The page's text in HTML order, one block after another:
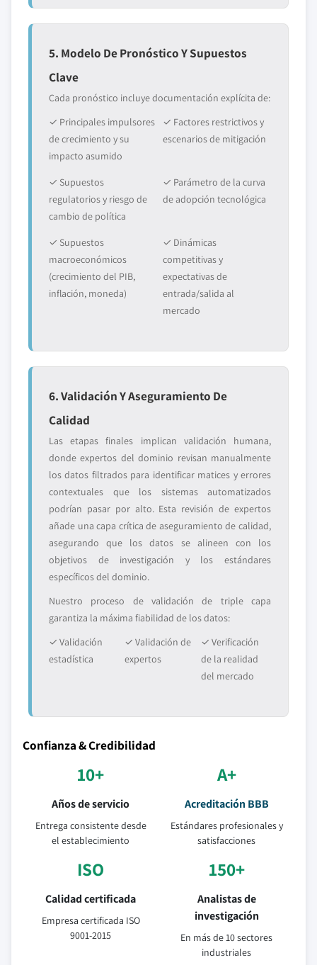
5. Modelo De Pronóstico Y Supuestos
Clave
Cada pronóstico incluye documentación explícita de:
✓ Principales impulsores
de crecimiento y su
impacto asumido
✓ Factores restrictivos y
escenarios de mitigación
✓ Supuestos
regulatorios y riesgo de
cambio de política
✓ Parámetro de la curva
de adopción tecnológica
✓ Supuestos
macroeconómicos
(crecimiento del PIB,
inflación, moneda)
✓ Dinámicas
competitivas y
expectativas de
entrada/salida al
mercado
6. Validación Y Aseguramiento De
Calidad
Las etapas finales implican validación humana,
donde expertos del dominio revisan manualmente
los datos filtrados para identificar matices y errores
contextuales que los sistemas automatizados
podrían pasar por alto. Esta revisión de expertos
añade una capa crítica de aseguramiento de calidad,
asegurando que los datos se alineen con los
objetivos de investigación y los estándares
específicos del dominio.
Nuestro proceso de validación de triple capa
garantiza la máxima fiabilidad de los datos:
✓ Validación
estadística
✓ Validación de
expertos
✓ Verificación
de la realidad
del mercado
Confianza & Credibilidad
10+
Años de servicio
Entrega consistente desde
el establecimiento
A+
Acreditación BBB
Estándares profesionales y
satisfacciones
ISO
Calidad certificada
Empresa certificada ISO
9001-2015
150+
Analistas de
investigación
En más de 10 sectores
industriales